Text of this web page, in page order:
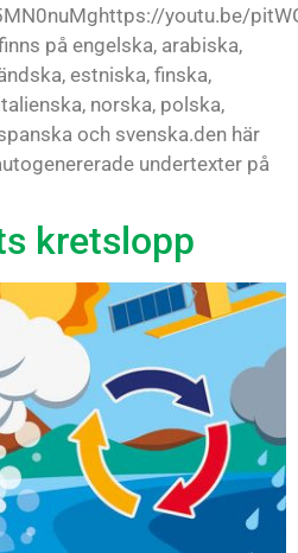
youtu.be/
på engelska, arabiska,
estniska, finska,
norska, polska,
och svenska.den här
undertexter på
kretslopp